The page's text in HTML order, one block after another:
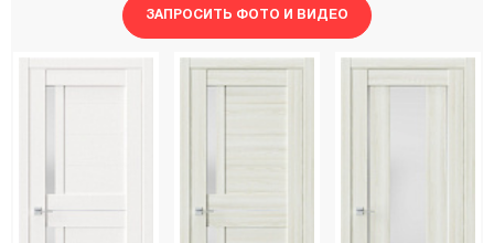
ЗАПРОСИТЬ ФОТО И ВИДЕО